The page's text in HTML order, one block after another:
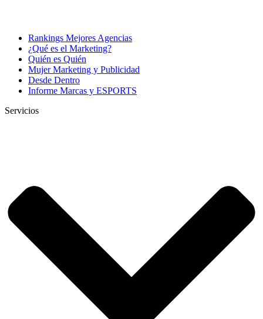
Rankings Mejores Agencias
¿Qué es el Marketing?
Quién es Quién
Mujer Marketing y Publicidad
Desde Dentro
Informe Marcas y ESPORTS
Servicios